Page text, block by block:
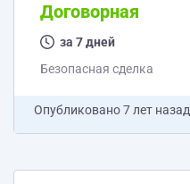
Договорная
за 7 дней
Безопасная сделка
Опубликовано7 лет назад